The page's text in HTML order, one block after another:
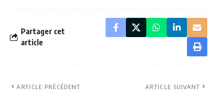
Partager cet
article
ARTICLE PRÉCÉDENT ARTICLE SUIVANT